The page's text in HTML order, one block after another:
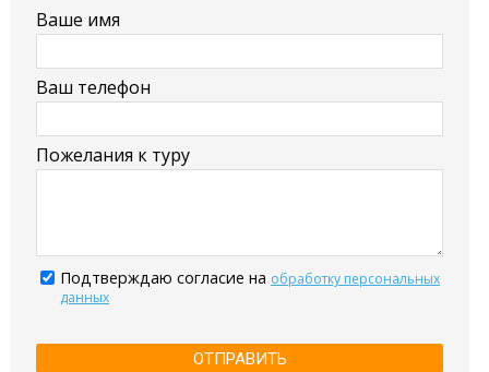
Ваше имя
Ваш телефон
Пожелания к туру
Подтверждаю согласие на обработку персональных
данных
ОТПРАВИТЬ